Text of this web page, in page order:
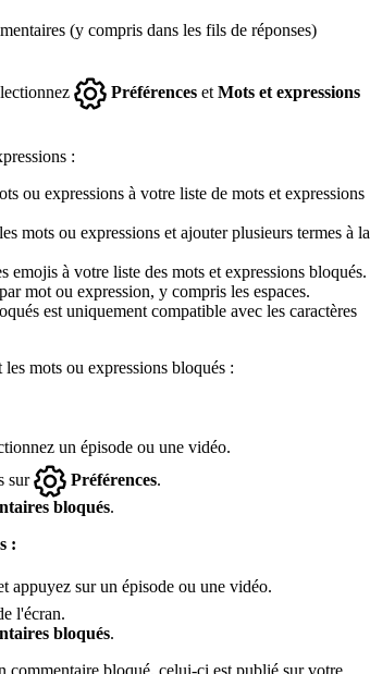
(y compris dans les fils de réponses)
Préférences et Mots et expressions
:
ou expressions à votre liste de mots et expressions
mots ou expressions et ajouter plusieurs termes à la
emojis à votre liste des mots et expressions bloqués.
mot ou expression, y compris les espaces.
est uniquement compatible avec les caractères
mots ou expressions bloqués :
un épisode ou une vidéo.
sur Préférences.
bloqués.
:
appuyez sur un épisode ou une vidéo.
l'écran.
bloqués.